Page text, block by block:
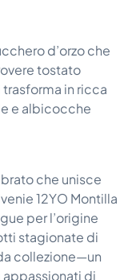
d’orzo che
tostato
in ricca
e albicocche
che unisce
12YO Montilla
per l’origine
stagionate di
collezione—un
di